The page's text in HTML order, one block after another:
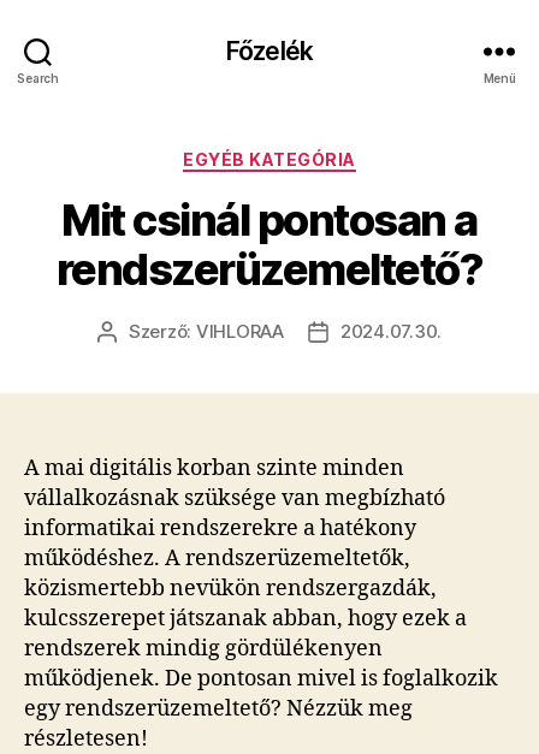
Search
Főzelék
Menü
Kategóriák
EGYÉB KATEGÓRIA
Mit csinál pontosan a
rendszerüzemeltető?
Bejegyzés
Szerző: VIHLORAA
Bejegyzés
2024.07.30.
A mai digitális korban szinte minden
vállalkozásnak szüksége van megbízható
informatikai rendszerekre a hatékony
működéshez. A rendszerüzemeltetők,
közismertebb nevükön rendszergazdák,
kulcsszerepet játszanak abban, hogy ezek a
rendszerek mindig gördülékenyen
működjenek. De pontosan mivel is foglalkozik
egy rendszerüzemeltető? Nézzük meg
részletesen!